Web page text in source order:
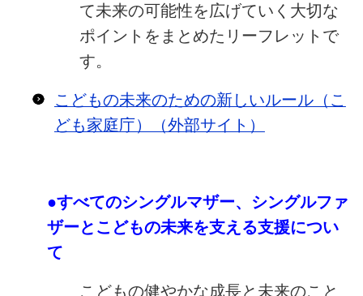
て未来の可能性を広げていく大切な
ポイントをまとめたリーフレットで
す。
こどもの未来のための新しいルール（こ
ども家庭庁）（外部サイト）
●すべてのシングルマザー、シングルファ
ザーとこどもの未来を支える支援につい
て
こどもの健やかな成長と未来のこと